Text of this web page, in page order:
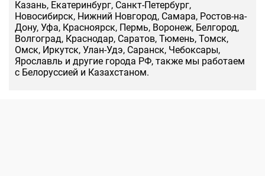
Казань, Екатеринбург, Санкт-Петербург,
Новосибирск, Нижний Новгород, Самара, Ростов-на-
Дону, Уфа, Красноярск, Пермь, Воронеж, Белгород,
Волгоград, Краснодар, Саратов, Тюмень, Томск,
Омск, Иркутск, Улан-Удэ, Саранск, Чебоксары,
Ярославль и другие города РФ, также мы работаем
с Белоруссией и Казахстаном.